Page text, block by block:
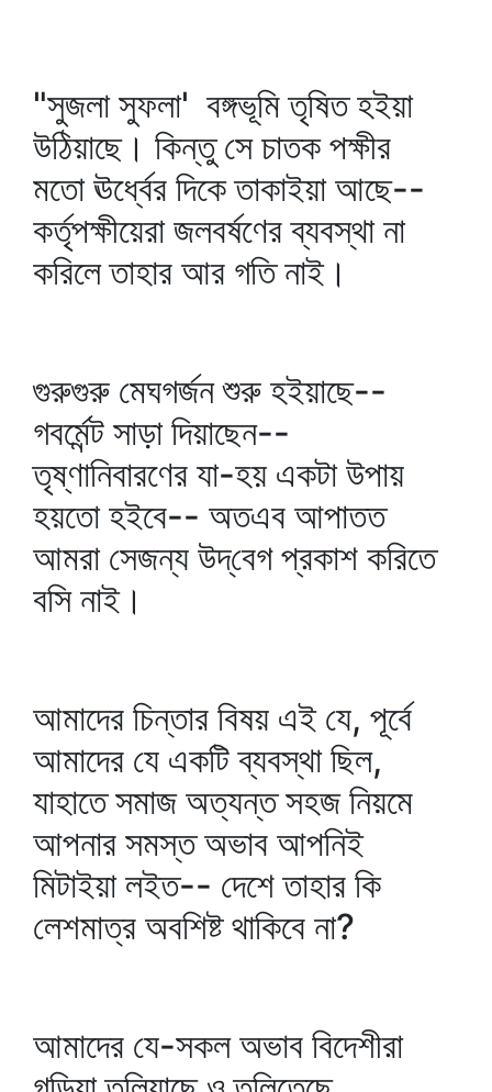
"সুজলা সুফলা' বঙ্গভূমি তৃষিত হইয়া
উঠিয়াছে। কিন্তু সে চাতক পক্ষীর
মতো ঊর্ধ্বের দিকে তাকাইয়া আছে--
কর্তৃপক্ষীয়েরা জলবর্ষণের ব্যবস্থা না
করিলে তাহার আর গতি নাই।
গুরুগুরু মেঘগর্জন শুরু হইয়াছে--
গবর্মেন্ট সাড়া দিয়াছেন--
তৃষ্ণানিবারণের যা-হয় একটা উপায়
হয়তো হইবে-- অতএব আপাতত
আমরা সেজন্য উদ্‌বেগ প্রকাশ করিতে
বসি নাই।
আমাদের চিন্তার বিষয় এই যে, পূর্বে
আমাদের যে একটি ব্যবস্থা ছিল,
যাহাতে সমাজ অত্যন্ত সহজ নিয়মে
আপনার সমস্ত অভাব আপনিই
মিটাইয়া লইত-- দেশে তাহার কি
লেশমাত্র অবশিষ্ট থাকিবে না?
আমাদের যে-সকল অভাব বিদেশীরা